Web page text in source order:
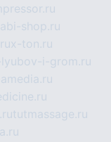
shop.ru
x-ton.ru
i-grom.ru
tutmassage.ru